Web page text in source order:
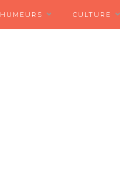
HUMEURS CULTURE